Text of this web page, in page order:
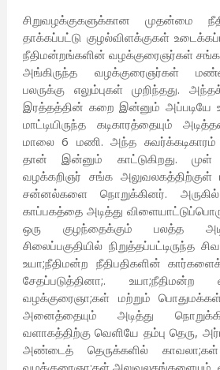
சிறுவழக்குகளுக்கான முதன்மை
தாக்கப்பட்டு குழல்விளக்குகள்
நீதிமன்றங்களின் வழக்குரைஞர்கள்
அங்கிருந்த வழக்குரைஞர்கள்
பலருக்கு எலும்புகள் முறிந்தது.
இரத்தத்தின் கறை இன்னும் அப்படியே
மாட்டியிருந்த கடிகாரத்தையும்
மாலை 6 மணி. அந்த
தான் இன்னும் காட்டுகிறது.
வழக்கறிஞர் சங்க அலுவலகத்திற்குள்
சன்னல்களை நொறுக்கினர்.
காப்பகத்தை அடித்து
ஒரு குழந்தைக்கும் பலத்த
சிலைப்பகுதியில் நிறுத்தப்பட்டிருந்த
உயா;நீதிமன்ற நீதிபதிகளின்
சேதப்படுத்தினா;.
வழக்குரைஞா;கள் மற்றும்
அனைத்தையும் அடித்து
வளாகத்திற்கு வெளியே தம்பு தெரு,
அண்டைத் தெருக்களில் காவலா;கள்